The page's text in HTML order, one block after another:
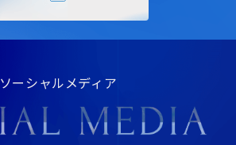
ソーシャルメディア